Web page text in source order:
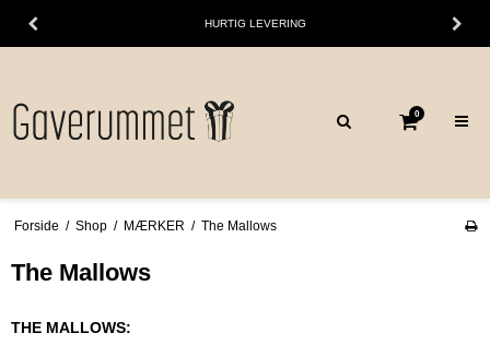
HURTIG LEVERING
0
Forside / Shop / MÆRKER / The Mallows
The Mallows
THE MALLOWS: